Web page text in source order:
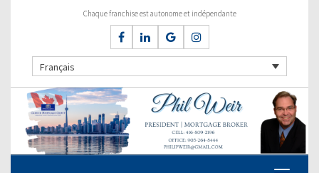
Chaque franchise est autonome et indépendante
Français